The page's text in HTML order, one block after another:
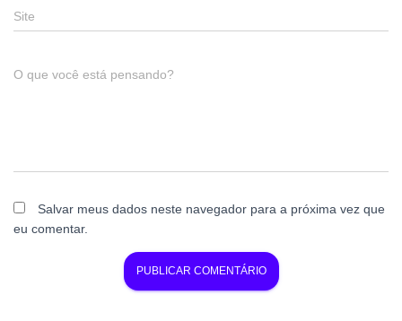
Site
O que você está pensando?
Salvar meus dados neste navegador para a próxima vez que
eu comentar.